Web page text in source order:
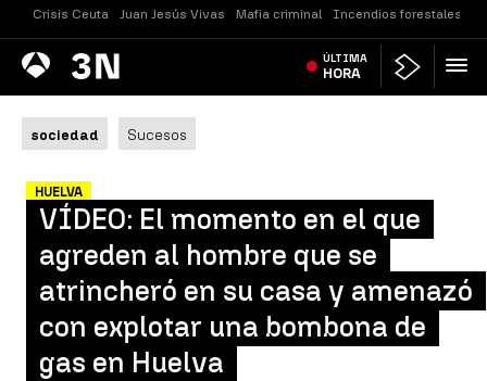
Crisis Ceuta Juan Jesús Vivas Mafia criminal Incendios forestales
Antena
3 Noticias ÚLTIMA
HORA
sociedad Sucesos
HUELVA
VÍDEO: El momento en el que
agreden al hombre que se
atrincheró en su casa y amenazó
con explotar una bombona de
gas en Huelva